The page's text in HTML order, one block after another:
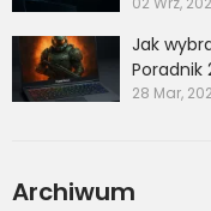
Jak
Poradnik
28 Mar,
Archiwum